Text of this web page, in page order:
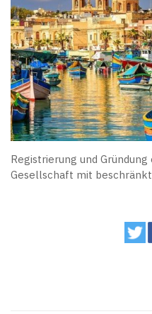
Registrierung und
Gesellschaft mit